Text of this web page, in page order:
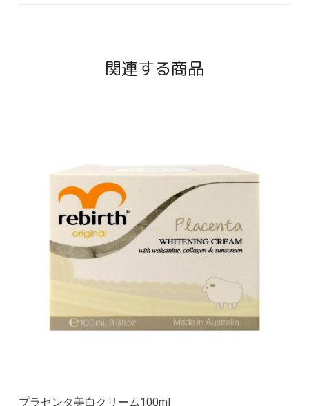
関連する商品
プラセンタ美白クリーム100ml